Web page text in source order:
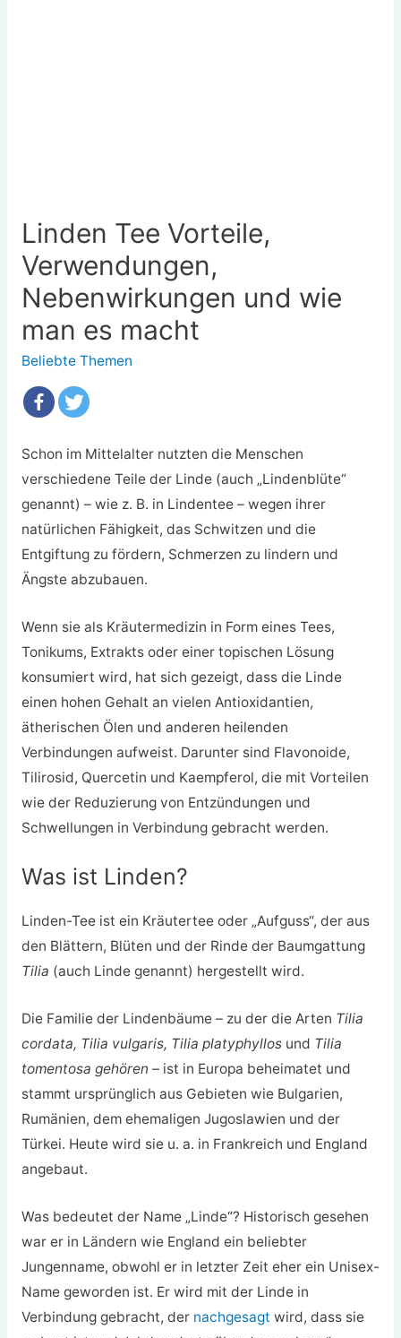
Linden Tee Vorteile,
Verwendungen,
Nebenwirkungen und wie
man es macht
Beliebte Themen
Schon im Mittelalter nutzten die Menschen
verschiedene Teile der Linde (auch „Lindenblüte“
genannt) – wie z. B. in Lindentee – wegen ihrer
natürlichen Fähigkeit, das Schwitzen und die
Entgiftung zu fördern, Schmerzen zu lindern und
Ängste abzubauen.
Wenn sie als Kräutermedizin in Form eines Tees,
Tonikums, Extrakts oder einer topischen Lösung
konsumiert wird, hat sich gezeigt, dass die Linde
einen hohen Gehalt an vielen Antioxidantien,
ätherischen Ölen und anderen heilenden
Verbindungen aufweist. Darunter sind Flavonoide,
Tilirosid, Quercetin und Kaempferol, die mit Vorteilen
wie der Reduzierung von Entzündungen und
Schwellungen in Verbindung gebracht werden.
Was ist Linden?
Linden-Tee ist ein Kräutertee oder „Aufguss“, der aus
den Blättern, Blüten und der Rinde der Baumgattung
Tilia (auch Linde genannt) hergestellt wird.
Die Familie der Lindenbäume – zu der die Arten Tilia
cordata, Tilia vulgaris, Tilia platyphyllosund Tilia
tomentosa gehören – ist in Europa beheimatet und
stammt ursprünglich aus Gebieten wie Bulgarien,
Rumänien, dem ehemaligen Jugoslawien und der
Türkei. Heute wird sie u. a. in Frankreich und England
angebaut.
Was bedeutet der Name „Linde“? Historisch gesehen
war er in Ländern wie England ein beliebter
Jungenname, obwohl er in letzter Zeit eher ein Unisex-
Name geworden ist. Er wird mit der Linde in
Verbindung gebracht, der nachgesagt wird, dass sie